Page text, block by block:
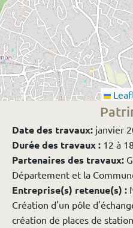
Date des travaux: janvier
Durée des travaux : 12 à
Partenaires des travaux:
Département et la
Entreprise(s) retenue(s) :
Création d'un pôle
création de places de